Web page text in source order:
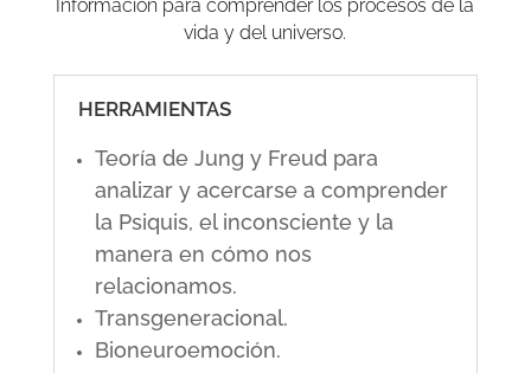
Información para comprender los procesos de la
vida y del universo.
HERRAMIENTAS
Teoría de Jung y Freud para
analizar y acercarse a comprender
la Psiquis, el inconsciente y la
manera en cómo nos
relacionamos.
Transgeneracional.
Bioneuroemoción.